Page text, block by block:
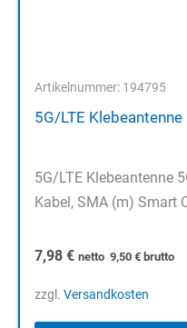
Artikelnummer: 194795
5G/LTE Klebeantenne
5G/LTE Klebeantenne
Kabel, SMA (m) Smart
7,98 € netto 9,50 € brutto
zzgl. Versandkosten